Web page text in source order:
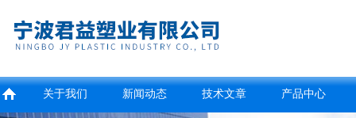
关于我们 新闻动态 技术文章 产品中心